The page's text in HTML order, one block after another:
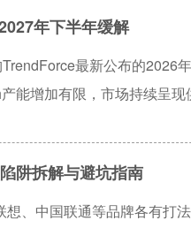
年下半年缓解
最新公布的2026
能增加有限，市场持续呈
体供给位元增速未见放缓
于2027下半年获得改善。
阱拆解与避坑指南
、中国联通等品牌各有打